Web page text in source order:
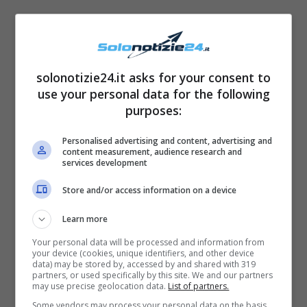
solonotizie24.it asks for your consent to
use your personal data for the following
purposes:
Personalised advertising and content, advertising and
content measurement, audience research and
services development
Store and/or access information on a device
Learn more
Your personal data will be processed and information from
your device (cookies, unique identifiers, and other device
data) may be stored by, accessed by and shared with 319
partners, or used specifically by this site. We and our partners
may use precise geolocation data. List of partners.